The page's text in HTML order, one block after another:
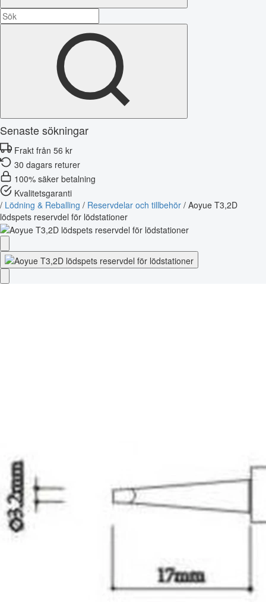
Senaste sökningar
Frakt från 56 kr
30 dagars returer
100% säker betalning
Kvalitetsgaranti
/ Lödning & Reballing / Reservdelar och tillbehör / Aoyue T3,2D
lödspets reservdel för lödstationer